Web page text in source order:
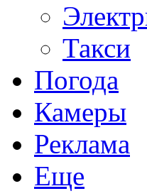
Такси
Погода
Камеры
Реклама
Еще